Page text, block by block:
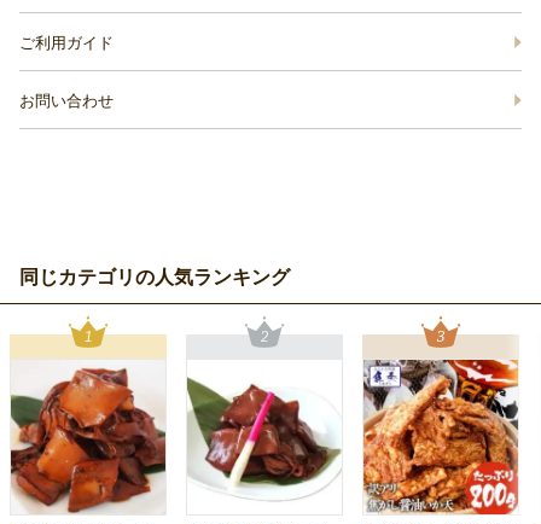
ご利用ガイド
お問い合わせ
同じカテゴリの人気ランキング